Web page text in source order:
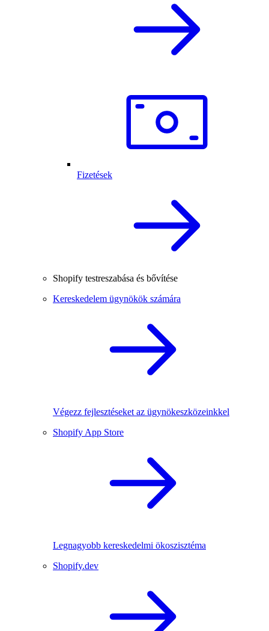
Fizetések
Shopify testreszabása és bővítése
Kereskedelem ügynökök számára
Végezz fejlesztéseket az ügynökeszközeinkkel
Shopify App Store
Legnagyobb kereskedelmi ökoszisztéma
Shopify.dev